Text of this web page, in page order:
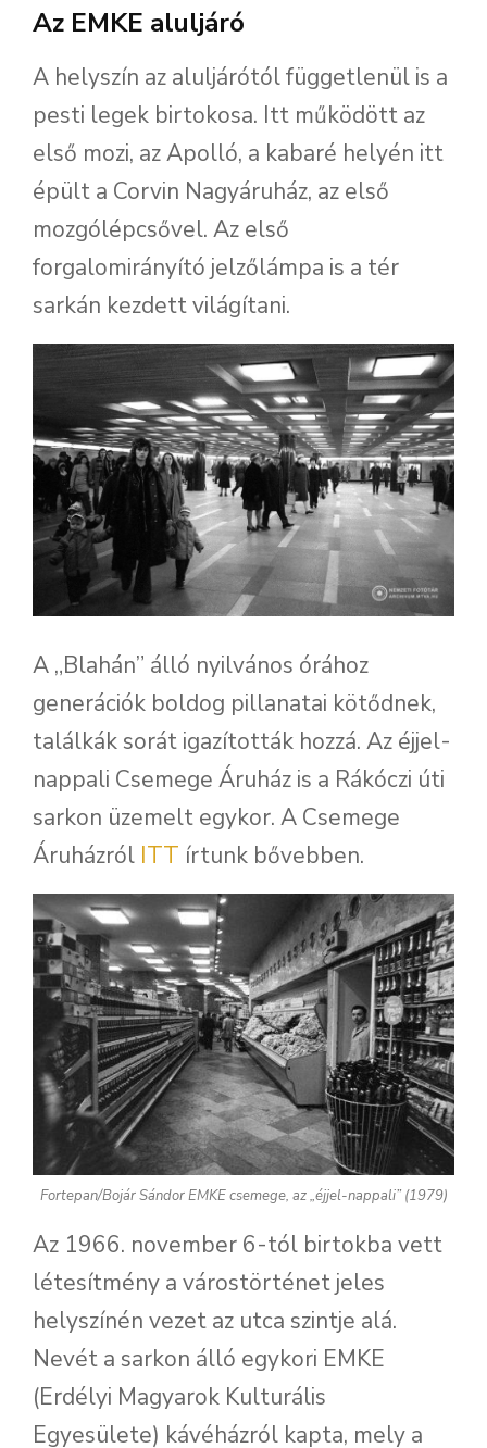
Az EMKE aluljáró
A helyszín az aluljárótól függetlenül is a
pesti legek birtokosa. Itt működött az
első mozi, az Apolló, a kabaré helyén itt
épült a Corvin Nagyáruház, az első
mozgólépcsővel. Az első
forgalomirányító jelzőlámpa is a tér
sarkán kezdett világítani.
A „Blahán” álló nyilvános órához
generációk boldog pillanatai kötődnek,
találkák sorát igazították hozzá. Az éjjel-
nappali Csemege Áruház is a Rákóczi úti
sarkon üzemelt egykor. A Csemege
Áruházról ITT írtunk bővebben.
Fortepan/Bojár Sándor EMKE csemege, az „éjjel-nappali” (1979)
Az 1966. november 6-tól birtokba vett
létesítmény a várostörténet jeles
helyszínén vezet az utca szintje alá.
Nevét a sarkon álló egykori EMKE
(Erdélyi Magyarok Kulturális
Egyesülete) kávéházról kapta, mely a